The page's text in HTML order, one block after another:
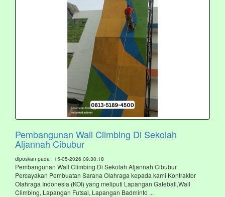
Pembangunan Wall Climbing Di Sekolah
Aljannah Cibubur
diposkan pada : 15-05-2026 09:30:18
Pembangunan Wall Climbing Di Sekolah Aljannah Cibubur
Percayakan Pembuatan Sarana Olahraga kepada kami Kontraktor
Olahraga Indonesia (KOI) yang meliputi Lapangan Gateball,Wall
Climbing, Lapangan Futsal, Lapangan Badminto ...